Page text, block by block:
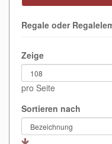
Regale oder
Zeige
pro Seite
Sortieren nach